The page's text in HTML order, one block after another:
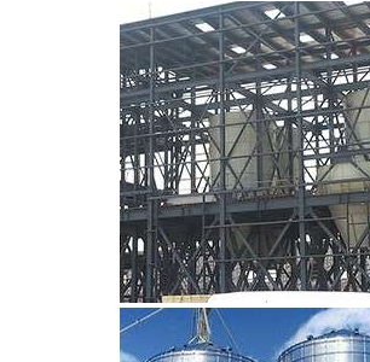
CLIQUEZ POUR